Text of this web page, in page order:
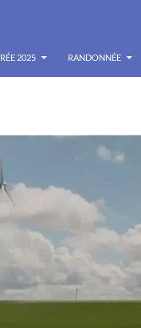
2025 RANDONNÉE